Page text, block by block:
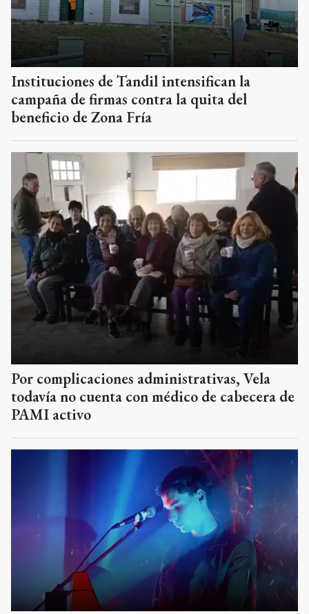
Instituciones de Tandil intensifican la
campaña de firmas contra la quita del
beneficio de Zona Fría
Por complicaciones administrativas, Vela
todavía no cuenta con médico de cabecera de
PAMI activo